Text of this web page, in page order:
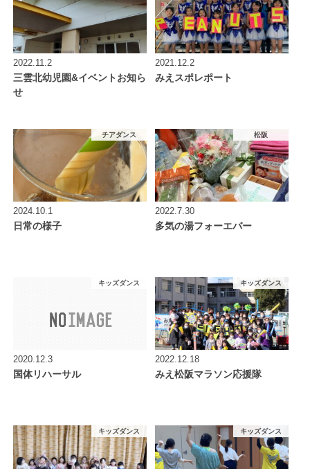
2022.11.2
三雲北幼児園&イベントお知ら
せ
2021.12.2
みえスポレポート
チアダンス
2024.10.1
日常の様子
松阪
2022.7.30
多気の湯フォーエバー
キッズダンス
2020.12.3
国体リハーサル
キッズダンス
2022.12.18
みえ松阪マラソン応援隊
キッズダンス キッズダンス